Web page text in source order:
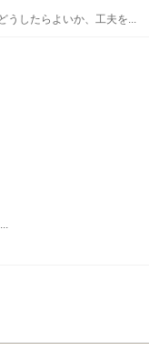
うしたらよいか、工夫を...